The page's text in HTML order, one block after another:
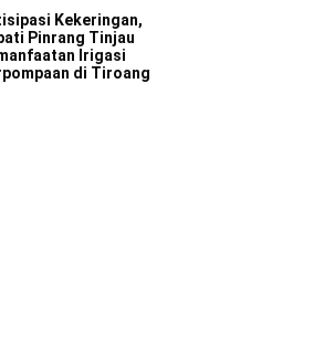
Kekeringan,
Pinrang Tinjau
Irigasi
di Tiroang